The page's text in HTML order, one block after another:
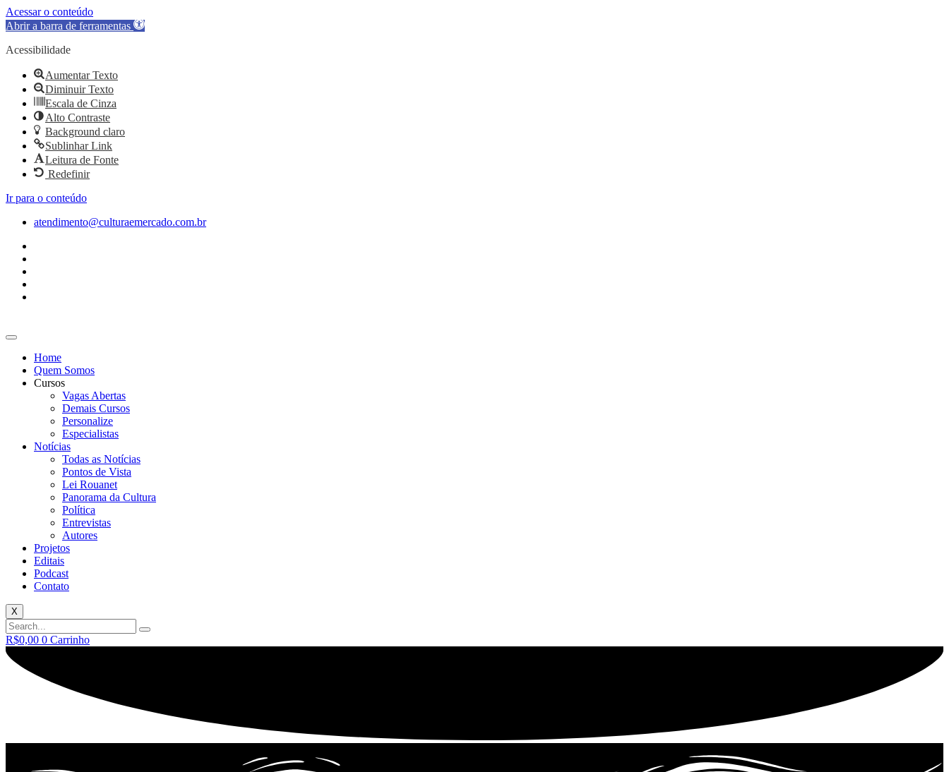
Acessar o conteúdo
Abrir a barra de ferramentas
Acessibilidade
Aumentar Texto
Diminuir Texto
Escala de Cinza
Alto Contraste
Background claro
Sublinhar Link
Leitura de Fonte
Redefinir
Ir para o conteúdo
atendimento@culturaemercado.com.br
Home
Quem Somos
Cursos
Vagas Abertas
Demais Cursos
Personalize
Especialistas
Notícias
Todas as Notícias
Pontos de Vista
Lei Rouanet
Panorama da Cultura
Política
Entrevistas
Autores
Projetos
Editais
Podcast
Contato
X
R$0,00 0 Carrinho